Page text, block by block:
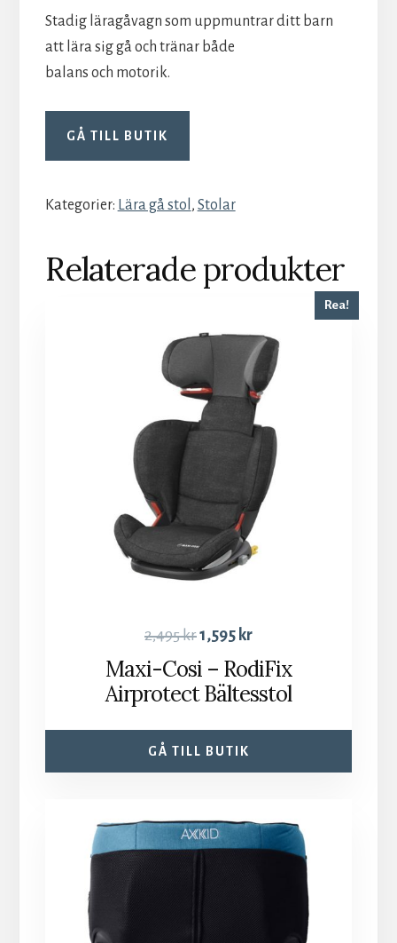
Stadig läragåvagn som uppmuntrar ditt barn
att lära sig gå och tränar både
balans och motorik.
GÅ TILL BUTIK
Kategorier: Lära gå stol , Stolar
Relaterade produkter
Rea!
2,495kr1,595 kr
Maxi-Cosi – RodiFix
Airprotect Bältesstol
GÅ TILL BUTIK